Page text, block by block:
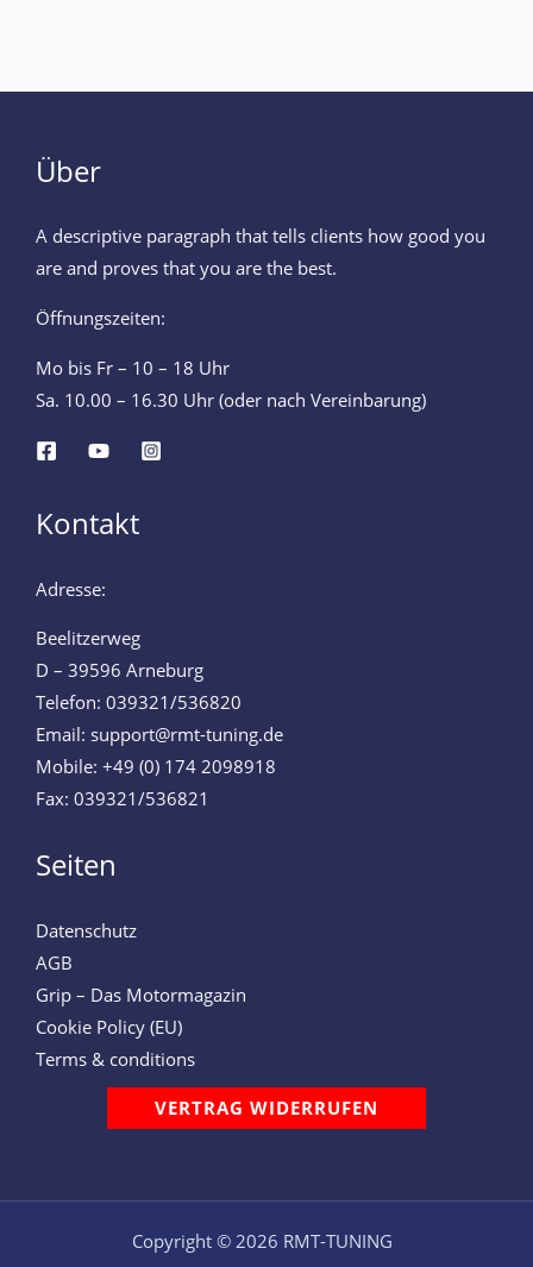
Über
A descriptive paragraph that tells clients how good you
are and proves that you are the best.
Öffnungszeiten:
Mo bis Fr – 10 – 18 Uhr
Sa. 10.00 – 16.30 Uhr (oder nach Vereinbarung)
Kontakt
Adresse:
Beelitzerweg
D – 39596 Arneburg
Telefon: 039321/536820
Email: support@rmt-tuning.de
Mobile: +49 (0) 174 2098918
Fax: 039321/536821
Seiten
Datenschutz
AGB
Grip – Das Motormagazin
Cookie Policy (EU)
Terms & conditions
VERTRAG WIDERRUFEN
Copyright © 2026 RMT-TUNING